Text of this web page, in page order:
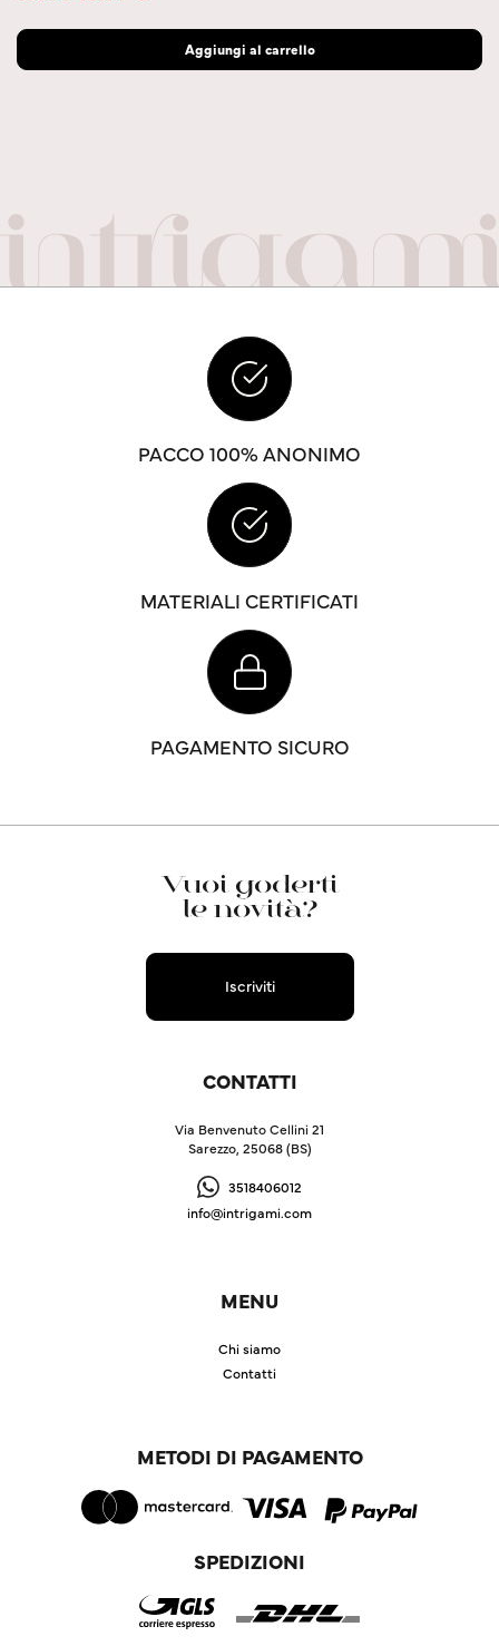
Aggiungi al carrello
PACCO 100% ANONIMO
MATERIALI CERTIFICATI
PAGAMENTO SICURO
Vuoi goderti
le novità?
Iscriviti
CONTATTI
Via Benvenuto Cellini 21
Sarezzo, 25068 (BS)
3518406012
info@intrigami.com
MENU
Chi siamo
Contatti
METODI DI PAGAMENTO
SPEDIZIONI